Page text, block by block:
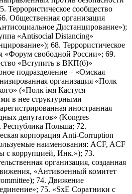
Террористическое сообщество
Общественная организация
Дистанцирование»);
«Antisocial Distancing»
68. Террористическое
«Форум свободной России»; 69.
«Вступить в ВКП(б)»
подразделение – «Омская
организация «Полк
(«Полк iмя Кастуся
в нее структурными
иностранная
депутатов» (Kongres
Польша; 72.
корпорация Anti-Corruption
наименования: ACF, ACF
с коррупцией, Инк.»); 73.
организация, созданная
«Антивоенный комитет
74. Движение
75. «SxE Соратники с